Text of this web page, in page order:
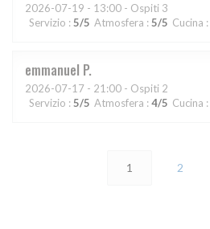
2026-07-19 - 13:00 - Ospiti 3
Servizio : 5/5 Atmosfera : 5/5 Cucina :
emmanuel P
2026-07-17 - 21:00 - Ospiti 2
Servizio : 5/5 Atmosfera : 4/5 Cucina :
1 2